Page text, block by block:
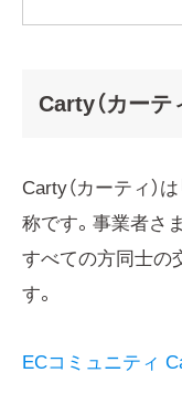
Carty（カーテ
Carty（カーティ）
称です。事業者さ
すべての方同士の
す。
ECコミュニティ